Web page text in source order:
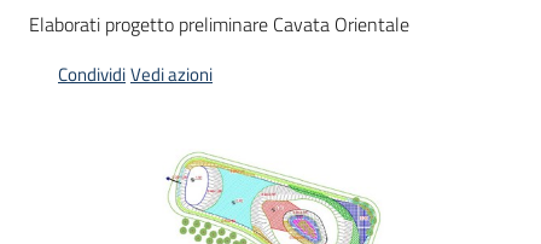
Elaborati progetto preliminare Cavata Orientale
CondividiVedi azioni